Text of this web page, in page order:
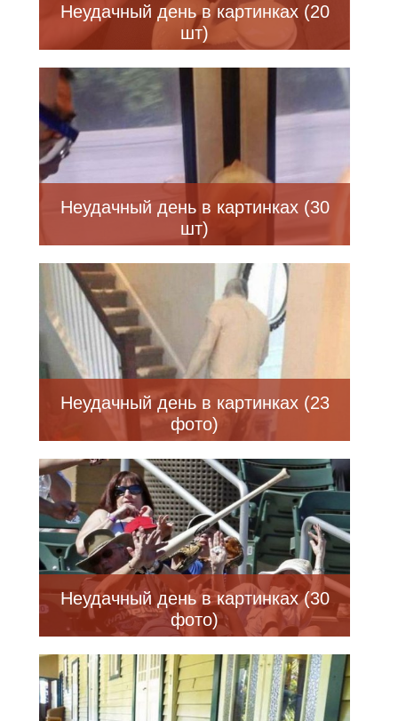
Неудачный день в картинках (20
шт)
Неудачный день в картинках (30
шт)
Неудачный день в картинках (23
фото)
Неудачный день в картинках (30
фото)